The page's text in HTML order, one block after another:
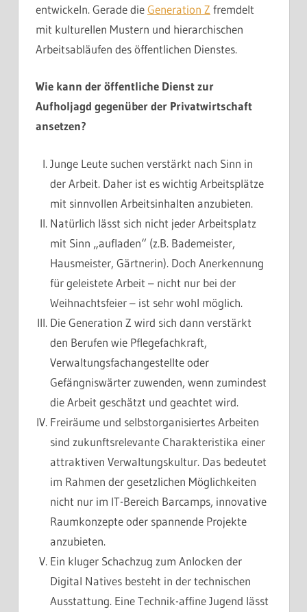
entwickeln. Gerade dieGeneration Z fremdelt
mit kulturellen Mustern und hierarchischen
Arbeitsabläufen des öffentlichen Dienstes.
Wie kann der öffentliche Dienst zur
Aufholjagd gegenüber der Privatwirtschaft
ansetzen?
Junge Leute suchen verstärkt nach Sinn in
der Arbeit. Daher ist es wichtig Arbeitsplätze
mit sinnvollen Arbeitsinhalten anzubieten.
Natürlich lässt sich nicht jeder Arbeitsplatz
mit Sinn „aufladen“ (z.B. Bademeister,
Hausmeister, Gärtnerin). Doch Anerkennung
für geleistete Arbeit – nicht nur bei der
Weihnachtsfeier – ist sehr wohl möglich.
Die Generation Z wird sich dann verstärkt
den Berufen wie Pflegefachkraft,
Verwaltungsfachangestellte oder
Gefängniswärter zuwenden, wenn zumindest
die Arbeit geschätzt und geachtet wird.
Freiräume und selbstorganisiertes Arbeiten
sind zukunftsrelevante Charakteristika einer
attraktiven Verwaltungskultur. Das bedeutet
im Rahmen der gesetzlichen Möglichkeiten
nicht nur im IT-Bereich Barcamps, innovative
Raumkonzepte oder spannende Projekte
anzubieten.
Ein kluger Schachzug zum Anlocken der
Digital Natives besteht in der technischen
Ausstattung. Eine Technik-affine Jugend lässt